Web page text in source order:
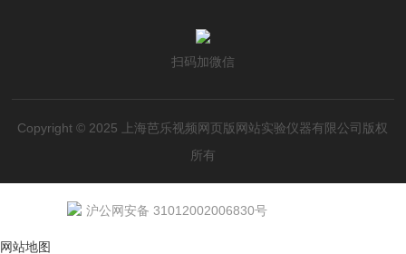
扫码加微信
Copyright © 2025 上海芭乐视频网页版网站实验仪器有限公司版权
所有
沪公网安备 31012002006830号
网站地图